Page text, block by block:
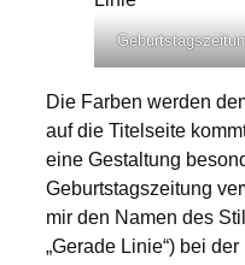
Die Farben werden
auf die Titelseite
eine Gestaltung
Geburtstagszeitung
mir den Namen des
„Gerade Linie“) bei